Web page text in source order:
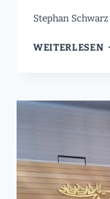
Stephan Schwarz
WEITERLESEN